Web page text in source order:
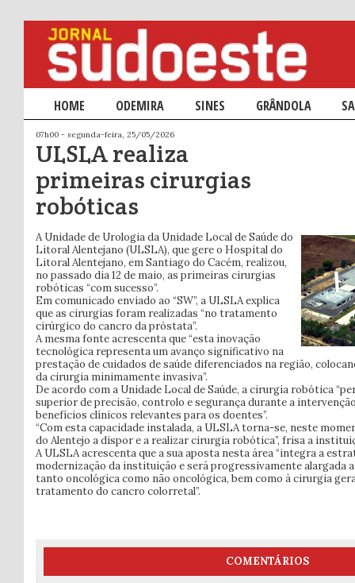
Menu principal
SALTAR PARA O CONTEÚDO PRIMÁRIO
SALTAR PARA O CONTEÚDO SECUNDÁRIO
HOME ODEMIRA SINES GRÂNDOLA
07h00 - segunda-feira, 25/05/2026
ULSLA realiza
primeiras cirurgias
robóticas
A Unidade de Urologia da Unidade Local de Saúde do
Litoral Alentejano (ULSLA), que gere o Hospital do
Litoral Alentejano, em Santiago do Cacém, realizou,
no passado dia 12 de maio, as primeiras cirurgias
robóticas “com sucesso”.
Em comunicado enviado ao “SW”, a ULSLA explica
que as cirurgias foram realizadas “no tratamento
cirúrgico do cancro da próstata”.
A mesma fonte acrescenta que “esta inovação
tecnológica representa um avanço significativo na
prestação de cuidados de saúde diferenciados na região,
da cirurgia minimamente invasiva”.
De acordo com a Unidade Local de Saúde, a cirurgia robótica
superior de precisão, controlo e segurança durante a
benefícios clínicos relevantes para os doentes”.
“Com esta capacidade instalada, a ULSLA torna-se, neste
do Alentejo a dispor e a realizar cirurgia robótica”, frisa a
A ULSLA acrescenta que a sua aposta nesta área “integra a
modernização da instituição e será progressivamente alargada
tanto oncológica como não oncológica, bem como à cirurgia
tratamento do cancro colorretal”.
COMENTÁRIOS